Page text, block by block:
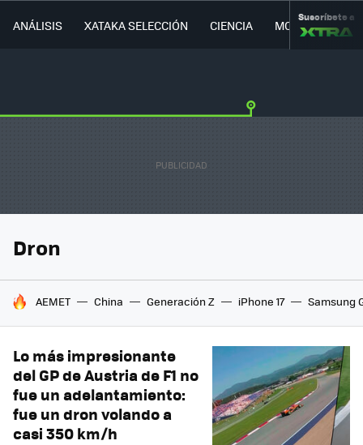
ANÁLISIS XATAKA SELECCIÓN CIENCIA MOVILIDAD
Suscríbete a
Dron
HOY SE HABLA DE
AEMET China Generación Z iPhone 17 Samsung
Lo más impresionante
del GP de Austria de F1 no
fue un adelantamiento:
fue un dron volando a
casi 350 km/h